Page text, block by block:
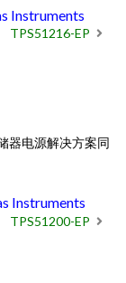
Instruments
TPS51216-EP
器电源解决方案同
Instruments
TPS51200-EP